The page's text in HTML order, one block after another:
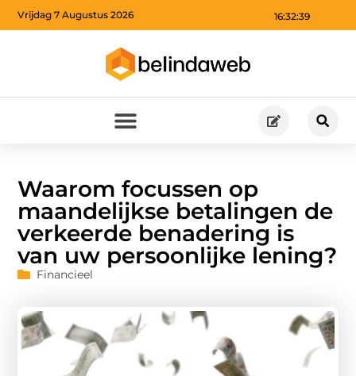
16:32:40
Vrijdag 7 Augustus 2026
Waarom focussen op
maandelijkse betalingen de
verkeerde benadering is
van uw persoonlijke lening?
Financieel